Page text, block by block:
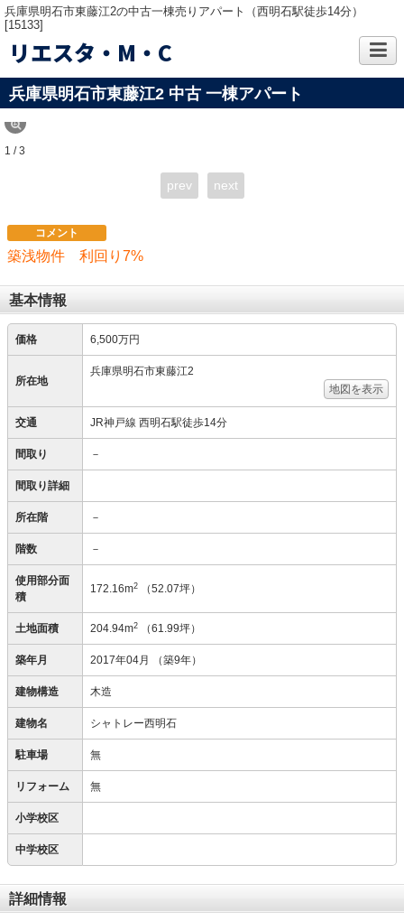
兵庫県明石市東藤江2の中古一棟売りアパート（西明石駅徒歩14分）
[15133]
リエスタ・M・C
兵庫県明石市東藤江2 中古 一棟アパート
1 / 3
prev next
コメント
築浅物件 利回り7%
基本情報
価格 6,500万円
所在地
兵庫県明石市東藤江2
地図を表示
交通 JR神戸線 西明石駅徒歩14分
間取り －
間取り詳細
所在階 －
階数 －
使用部分面
積
172.16m2 （52.07坪）
土地面積 204.94m2 （61.99坪）
築年月 2017年04月 （築9年）
建物構造 木造
建物名 シャトレー西明石
駐車場 無
リフォーム 無
小学校区
中学校区
詳細情報